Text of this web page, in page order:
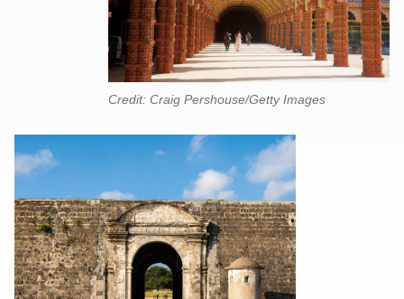
Credit: Craig Pershouse/Getty Images